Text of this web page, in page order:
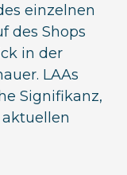
einzelnen
des Shops
in der
LAAs
Signifikanz,